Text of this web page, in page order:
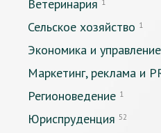
Ветеринария 1
Сельское хозяйство 1
Экономика и управление
Маркетинг, реклама и
Регионоведение 1
Юриспруденция 52